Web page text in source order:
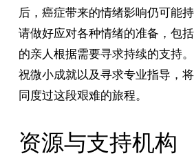
后，癌症带来的情绪影响仍可能
请做好应对各种情绪的准备，包
的亲人根据需要寻求持续的支持
祝微小成就以及寻求专业指导，
同度过这段艰难的旅程。
资源与支持机构